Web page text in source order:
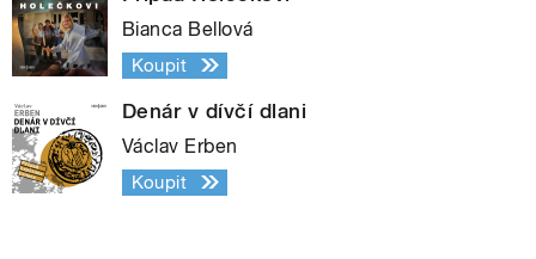
Bianca Bellová
Koupit
Denár v dívčí dlani
Václav Erben
Koupit